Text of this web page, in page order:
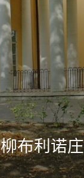
柳布利诺